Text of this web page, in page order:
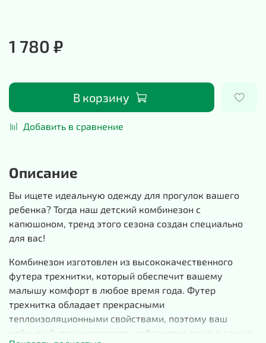
1 780 ₽
В корзину
Добавить в сравнение
Описание
Вы ищете идеальную одежду для прогулок вашего
ребенка? Тогда наш детский комбинезон с
капюшоном, тренд этого сезона создан специально
для вас!
Комбинезон изготовлен из высококачественного
футера трехнитки, который обеспечит вашему
малышу комфорт в любое время года. Футер
трехнитка обладает прекрасными
теплоизоляционными свойствами, поэтому ваш
ребенок будет чувствовать себя уютно даже в самые